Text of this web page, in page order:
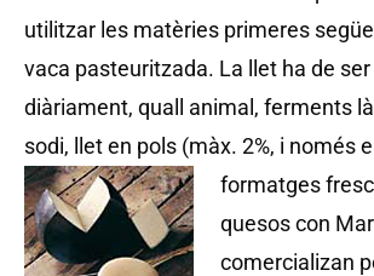
utilitzar les matèries primeres
vaca pasteuritzada. La llet ha de
diàriament, quall animal, ferments
sodi, llet en pols (màx. 2%, i només
formatges
quesos con
comercializan